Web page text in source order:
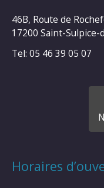
46B, Route de
17200 Saint-Sulpice-
Tel: 05 46 39 05 07
Horaires